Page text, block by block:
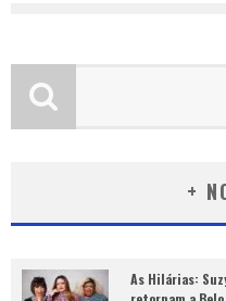
+
As Hilárias: